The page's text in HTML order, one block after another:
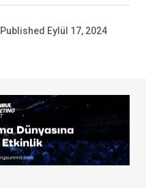
Published Eylül 17, 2024